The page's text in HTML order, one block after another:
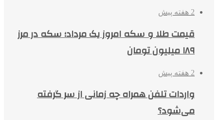
2 هفته پیش
قیمت طلا و سکه امروز یک مرداد؛ سکه در مرز
۱۸۹ میلیون تومان
2 هفته پیش
واردات تلفن همراه چه زمانی از سر گرفته
می‌شود؟